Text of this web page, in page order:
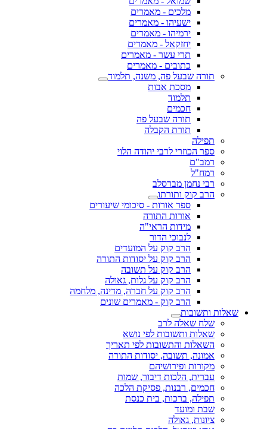
מלכים - מאמרים
ישעיהו - מאמרים
ירמיהו - מאמרים
יחזקאל - מאמרים
תרי עשר - מאמרים
כתובים - מאמרים
תורה שבעל פה, משנה, תלמוד
מסכת אבות
תלמוד
חכמים
תורה שבעל פה
תורת הקבלה
תפילה
ספר הכוזרי לרבי יהודה הלוי
רמב"ם
רמח"ל
רבי נחמן מברסלב
הרב קוק ותורתו
ספר אורות - סיכומי שיעורים
אורות התורה
מידות הראי"ה
לנבוכי הדור
הרב קוק על המועדים
הרב קוק על יסודות התורה
הרב קוק על תשובה
הרב קוק על גלות, גאולה
הרב קוק על חברה, מדינה, מלחמה
הרב קוק - מאמרים שונים
שאלות ותשובות
שלח שאלה לרב
שאלות ותשובות לפי נושא
השאלות והתשובות לפי תאריך
אמונה, תשובה, יסודות התורה
מקורות ופירושיהם
עברית, הלכות דיבור, שמות
חכמים, רבנות, פסיקת הלכה
תפילה, ברכות, בית כנסת
שבת ומועד
ציונות, גאולה